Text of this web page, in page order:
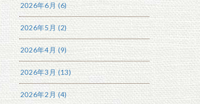
2026年6月 (6)
2026年5月 (2)
2026年4月 (9)
2026年3月 (13)
2026年2月 (4)